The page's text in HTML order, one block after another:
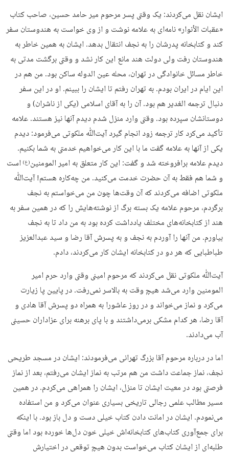
ایشان نقل می‌کردند: یک وقتی پسر مرحوم میر حامد حسین، صاحب کتاب
«عقبات الأنوار» نامه‌ای به علامه نوشت و از وی خواست به هندوستان سفر
کند و کتابخانه پدرشان را به نجف انتقال بدهد. ایشان به همین خاطر به
هندوستان رفت ولی دولت هند مانع این کار نشد و وقتی برگشت مدتی به
خاطر مسائل خانوادگی در تهران، محله عین الدوله ساکن بود. من هم در
این ایام در ایران بودم. به تهران رفتم تا ایشان را ببینم. او در این سفر
دنبال ترجمه الغدیر هم بود. آن را به آقای اسلامی (یکی از ناشران) و
دوستانشان سپرده بود. وقتی وارد منزل شدم دیدم آنها نیز هستند. علامه
تأکید می‌کرد کار ترجمه زود انجام گیرد آیت‌ﷲ ملکوتی می‌فرمود: دیدم
یکی از آنها به علامه گفت ما با این کار می‌خواهیم خدمتی به شما بکنیم.
دیدم علامه برافروخته شد و گفت: این کار متعلق به امیر المومنین(ع) است
و شما هم فقط به آن حضرت خدمت می‌کنید. من چه‌کاره هستم! آیت‌ﷲ
ملکوتی اضافه می‌کردند که آن وقت‌ها چون من می‌خواستم به نجف
برگردم، مرحوم علامه یک بسته برگ از نوشته‌هایش را که در همین سفر به
هند از کتابخانه‌های مختلف یادداشت کرده بود به من داد تا به نجف
بیاورم. من آنها را آوردم به نجف و به پسرش آقا رضا و سید عبدالعزیز
طباطبایی که هر دو در کتابخانه ایشان کار می‌کردند، دادم.
آیت‌ﷲ ملکوتی نقل می‌کردند که مرحوم امینی وقتی وارد حرم امیر
المومنین وارد می‌شد هیچ وقت به بالاسر نمی‌رفت. در پایین پا زیارت
می‌کرد و نماز می‌خواند و در روز عاشورا به همراه دو پسرش آقا هادی و
آقا رضا، هر کدام مشکی برمی‌داشتند و با پای برهنه برای عزاداران حسینی
آب می‌دادند.
اما در درباره مرحوم آقا بزرگ تهرانی می‌فرمودند: ایشان در مسجد طریحی
نجف، نماز جماعت داشت من هم مرتب به نماز ایشان می‌رفتم، بعد از نماز
فرصتی بود در معیت ایشان تا منزل، ایشان را همراهی می‌کردم. در همین
مسیر مطالب علمی رجالی تاریخی بسیاری عنوان می‌کرد و من استفاده
می‌نمودم. ایشان در امانت دادن کتاب خیلی دست و دل باز بود. با اینکه
برای جمع‌آوری کتاب‌های کتابخانه‌اش خیلی خون دل‌ها خورده بود اما وقتی
طلبه‌ای از ایشان کتاب می‌خواست بدون هیچ توقعی در اختیارش